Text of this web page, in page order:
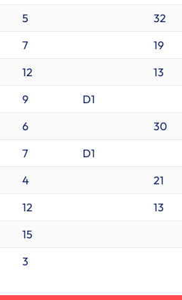
5 32
7 19
12 13
9 D1
6 30
7 D1
4 21
12 13
15
3